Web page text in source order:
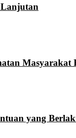
Lanjutan
Masyarakat
yang